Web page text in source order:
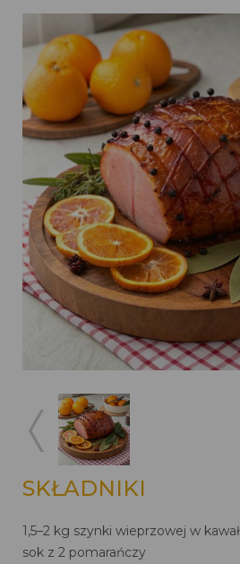
SKŁADNIKI
1,5–2 kg szynki wieprzowej w
sok z 2 pomarańczy